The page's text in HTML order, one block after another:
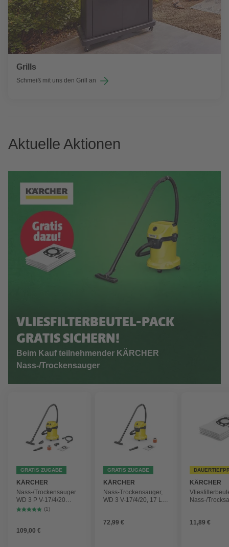
Grills
Schmeiß mit uns den Grill an
Aktuelle Aktionen
VLIESFILTERBEUTEL-PACK
GRATIS SICHERN!
Beim Kauf teilnehmender KÄRCHER
Nass-/Trockensauger
GRATIS ZUGABE
KÄRCHER
Nass-/Trockensauger
WD 3 P V-17/4/20
Workshop mit
(1)
109,00 €
GRATIS ZUGABE
KÄRCHER
Nass-Trockensauger,
WD 3 V-17/4/20, 17 L,
72,99 €
KÄRCHER
Nass-/
4 Stück
11,89 €